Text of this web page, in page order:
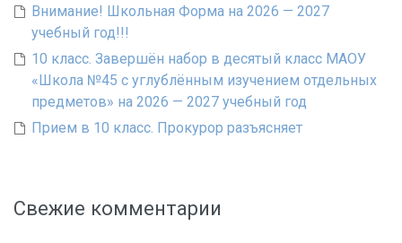
Внимание! Школьная Форма на 2026 — 2027
учебный год!!!
10 класс. Завершён набор в десятый класс МАОУ
«Школа №45 с углублённым изучением отдельных
предметов» на 2026 — 2027 учебный год
Прием в 10 класс. Прокурор разъясняет
Свежие комментарии